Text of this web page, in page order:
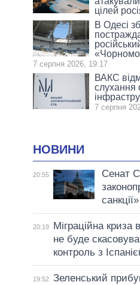
цілей
В Одесі
7 серпня 2026, 19:17
ВАКС
слухання
7 серпня
НОВИНИ
20:55
Сенат
20:19
Міграційна криза
не буде
контроль з
19:52 Зеленський